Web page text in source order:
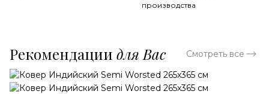
производства
Рекомендации для Вас Смотреть все